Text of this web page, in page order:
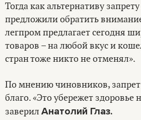
Тогда как альтернативу
предложили обратить
легпром предлагает сегодня
товаров – на любой вкус и
стран тоже никто не отменял».
По мнению чиновников, запрет
благо. «Это убережет
заверил Анатолий Глаз.